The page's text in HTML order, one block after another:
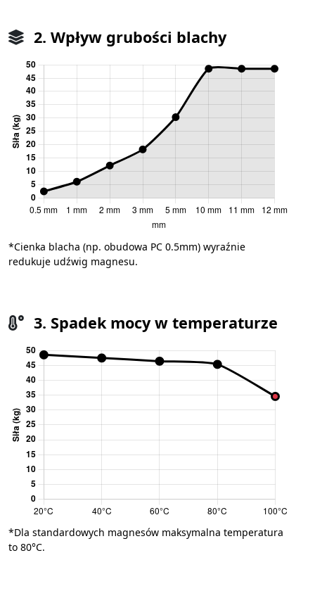
2. Wpływ grubości blachy
*Cienka blacha (np. obudowa PC 0.5mm) wyraźnie
redukuje udźwig magnesu.
3. Spadek mocy w temperaturze
*Dla standardowych magnesów maksymalna temperatura
to 80°C.